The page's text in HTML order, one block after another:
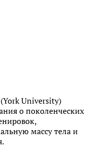
University)
о поколенческих
массу тела и